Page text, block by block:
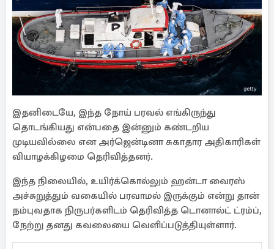
இதனிடையே, இந்த நோய் பரவல் எங்கிருந்து
தொடங்கியது என்பதை இன்னும் கண்டறிய
முடியவில்லை என அர்ஜென்டினா சுகாதார அதிகாரிகள்
வியாழக்கிழமை தெரிவித்தனர்.
இந்த நிலையில், உயிர்க்கொல்லும் ஹன்டா வைரஸ்
அச்சுறுத்தும் வகையில் பரவாமல் இருக்கும் என்று தான்
நம்புவதாக நிருபர்களிடம் தெரிவித்த டொனால்ட் ட்ரம்ப்,
நேற்று தனது கவலையை வெளிப்படுத்தியுள்ளார்.